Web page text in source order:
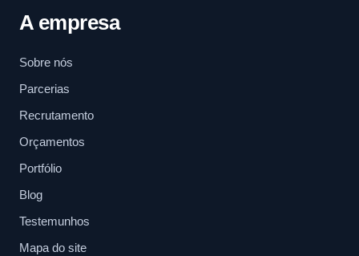
A empresa
Sobre nós
Parcerias
Recrutamento
Orçamentos
Portfólio
Blog
Testemunhos
Mapa do site